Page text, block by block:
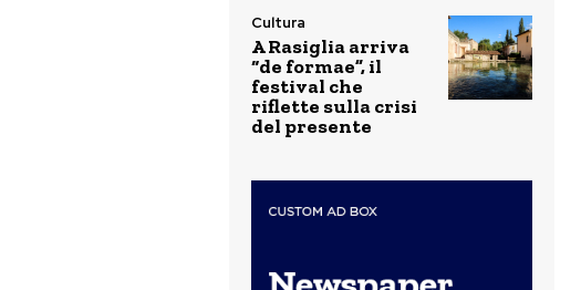
Cultura
A Rasiglia arriva
“de formae”, il
festival che
riflette sulla crisi
del presente